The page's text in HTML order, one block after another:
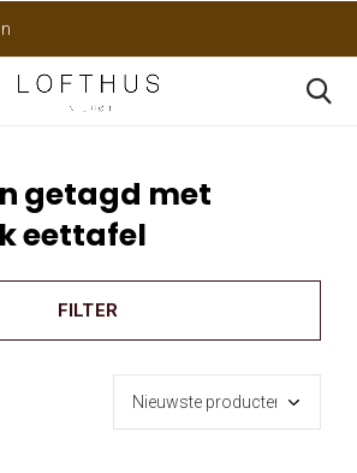
getagd met
eettafel
FILTER